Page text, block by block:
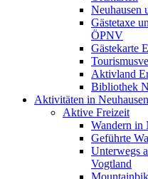
Neuhausen
Gästetaxe
ÖPNV
Gästekarte
Aktivland
Bibliothek
Aktivitäten in Neuhausen
Aktive Freizeit
Wandern in
Geführte
Unterwegs
Vogtland